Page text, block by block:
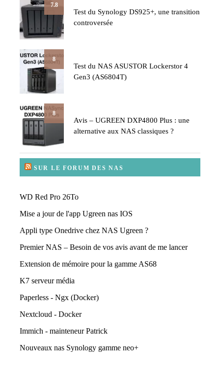
7.8
Test du Synology DS925+, une transition
controversée
8
Test du NAS ASUSTOR Lockerstor 4
Gen3 (AS6804T)
8
Avis – UGREEN DXP4800 Plus : une
alternative aux NAS classiques ?
SUR LE FORUM DES NAS
WD Red Pro 26To
Mise a jour de l'app Ugreen nas IOS
Appli type Onedrive chez NAS Ugreen ?
Premier NAS – Besoin de vos avis avant de me lancer
Extension de mémoire pour la gamme AS68
K7 serveur média
Paperless - Ngx (Docker)
Nextcloud - Docker
Immich - mainteneur Patrick
Nouveaux nas Synology gamme neo+